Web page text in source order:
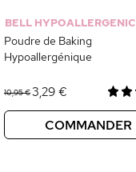
BELL HYPOALLERGENIC
Poudre de Baking
Hypoallergénique
10,95 €3,29 €
COMMANDER